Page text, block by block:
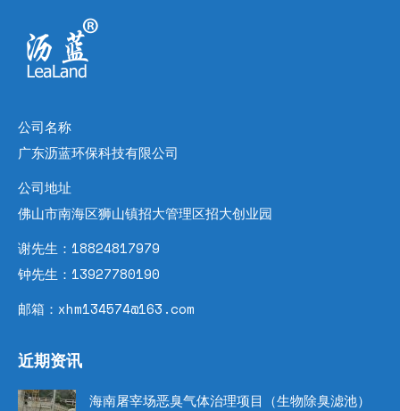
公司名称
广东沥蓝环保科技有限公司
公司地址
佛山市南海区狮山镇招大管理区招大创业园
谢先生：18824817979
钟先生：13927780190
邮箱：xhm134574@163.com
近期资讯
海南屠宰场恶臭气体治理项目（生物除臭滤池）